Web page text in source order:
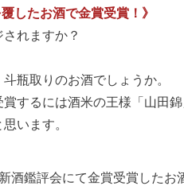
したお酒で金賞受賞！》
れますか？
瓶取りのお酒でしょうか。
するには酒米の王様「山田
います。
酒鑑評会にて金賞受賞したお